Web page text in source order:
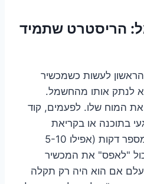
הריסטרט שתמיד
לעשות כשמכשיר
לנתק אותו מהחשמל.
המוח שלו. לפעמים, קוד
בתוכנה או בקריאת
החיישן. ניתוק החשמל למספר דקות (אפילו 5-10
"לאפס" את המכשיר
אם הוא היה רק תקלה